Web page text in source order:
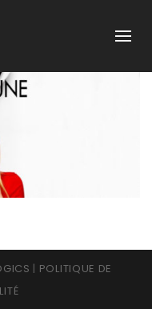
| POLITIQUE DE